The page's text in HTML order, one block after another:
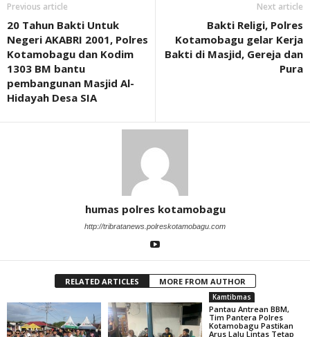
Previous article
20 Tahun Bakti Untuk
Negeri AKABRI 2001, Polres
Kotamobagu dan Kodim
1303 BM bantu
pembangunan Masjid Al-
Hidayah Desa SIA
Next article
Bakti Religi, Polres
Kotamobagu gelar Kerja
Bakti di Masjid, Gereja dan
Pura
humas polres kotamobagu
http://tribratanews.polreskotamobagu.com
RELATED ARTICLES MORE FROM AUTHOR
Kamtibmas
Pantau Antrean BBM,
Tim Pantera Polres
Kotamobagu Pastikan
Arus Lalu Lintas Tetap